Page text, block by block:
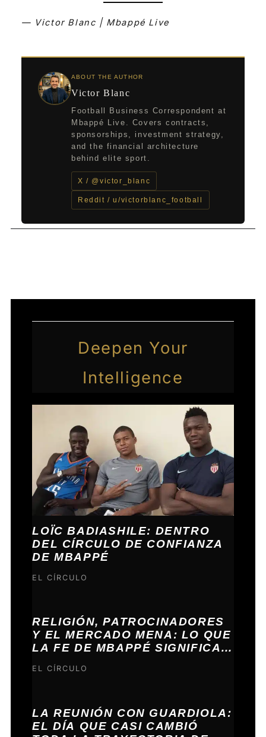
— Victor Blanc | Mbappé Live
ABOUT THE AUTHOR
Victor Blanc
Football Business Correspondent at
Mbappé Live. Covers contracts,
sponsorships, investment strategy,
and the financial architecture
behind elite sport.
X / @victor_blanc
Reddit / u/victorblanc_football
Deepen Your
Intelligence
LOÏC BADIASHILE: DENTRO
DEL CÍRCULO DE CONFIANZA
DE MBAPPÉ
EL CÍRCULO
RELIGIÓN, PATROCINADORES
Y EL MERCADO MENA: LO QUE
LA FE DE MBAPPÉ SIGNIFICA
PARA SU MARCA
EL CÍRCULO
LA REUNIÓN CON GUARDIOLA:
EL DÍA QUE CASI CAMBIÓ